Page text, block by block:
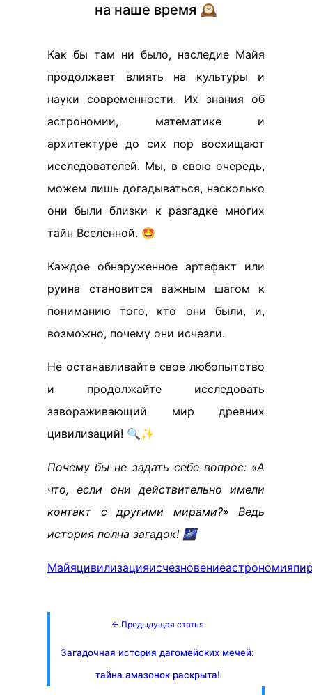
на наше время 🕰️
Как бы там ни было, наследие Майя
продолжает влиять на культуры и
науки современности. Их знания об
астрономии, математике и
архитектуре до сих пор восхищают
исследователей. Мы, в свою очередь,
можем лишь догадываться, насколько
они были близки к разгадке многих
тайн Вселенной. 🤩
Каждое обнаруженное артефакт или
руина становится важным шагом к
пониманию того, кто они были, и,
возможно, почему они исчезли.
Не останавливайте свое любопытство
и продолжайте исследовать
завораживающий мир древних
цивилизаций! 🔍✨
Почему бы не задать себе вопрос: «А
что, если они действительно имели
контакт с другими мирами?» Ведь
история полна загадок! 🌌
Майяцивилизацияисчезновениеастрономия
← Предыдущая статья
Загадочная история дагомейских мечей:
тайна амазонок раскрыта!